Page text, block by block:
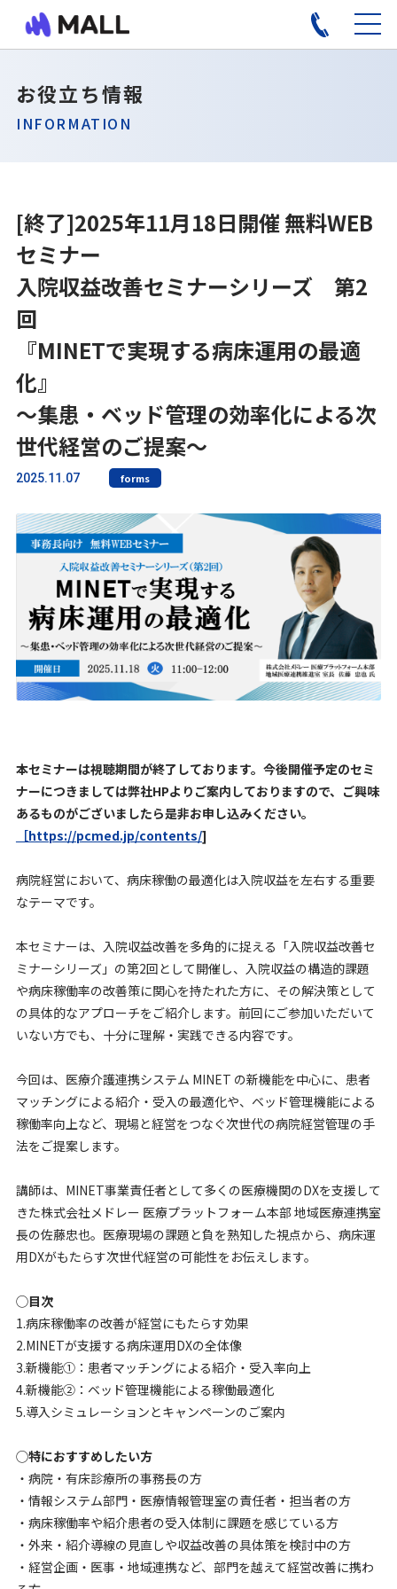
お役立ち情報
INFORMATION
[終了]2025年11月18日開催 無料WEB
セミナー
入院収益改善セミナーシリーズ 第2
回
『MINETで実現する病床運用の最適
化』
〜集患・ベッド管理の効率化による次
世代経営のご提案〜
2025.11.07 forms
本セミナーは視聴期間が終了しております。今後開催予定のセミ
ナーにつきましては弊社HPよりご案内しておりますので、ご興味
あるものがございましたら是非お申し込みください。
［https://pcmed.jp/contents/]
病院経営において、病床稼働の最適化は入院収益を左右する重要
なテーマです。
本セミナーは、入院収益改善を多角的に捉える「入院収益改善セ
ミナーシリーズ」の第2回として開催し、入院収益の構造的課題
や病床稼働率の改善策に関心を持たれた方に、その解決策として
の具体的なアプローチをご紹介します。前回にご参加いただいて
いない方でも、十分に理解・実践できる内容です。
今回は、医療介護連携システム MINET の新機能を中心に、患者
マッチングによる紹介・受入の最適化や、ベッド管理機能による
稼働率向上など、現場と経営をつなぐ次世代の病院経営管理の手
法をご提案します。
講師は、MINET事業責任者として多くの医療機関のDXを支援して
きた株式会社メドレー 医療プラットフォーム本部 地域医療連携室
長の佐藤忠也。医療現場の課題と負を熟知した視点から、病床運
用DXがもたらす次世代経営の可能性をお伝えします。
◯目次
1.病床稼働率の改善が経営にもたらす効果
2.MINETが支援する病床運用DXの全体像
3.新機能①：患者マッチングによる紹介・受入率向上
4.新機能②：ベッド管理機能による稼働最適化
5.導入シミュレーションとキャンペーンのご案内
◯特におすすめしたい方
・病院・有床診療所の事務長の方
・情報システム部門・医療情報管理室の責任者・担当者の方
・病床稼働率や紹介患者の受入体制に課題を感じている方
・外来・紹介導線の見直しや収益改善の具体策を検討中の方
・経営企画・医事・地域連携など、部門を越えて経営改善に携わ